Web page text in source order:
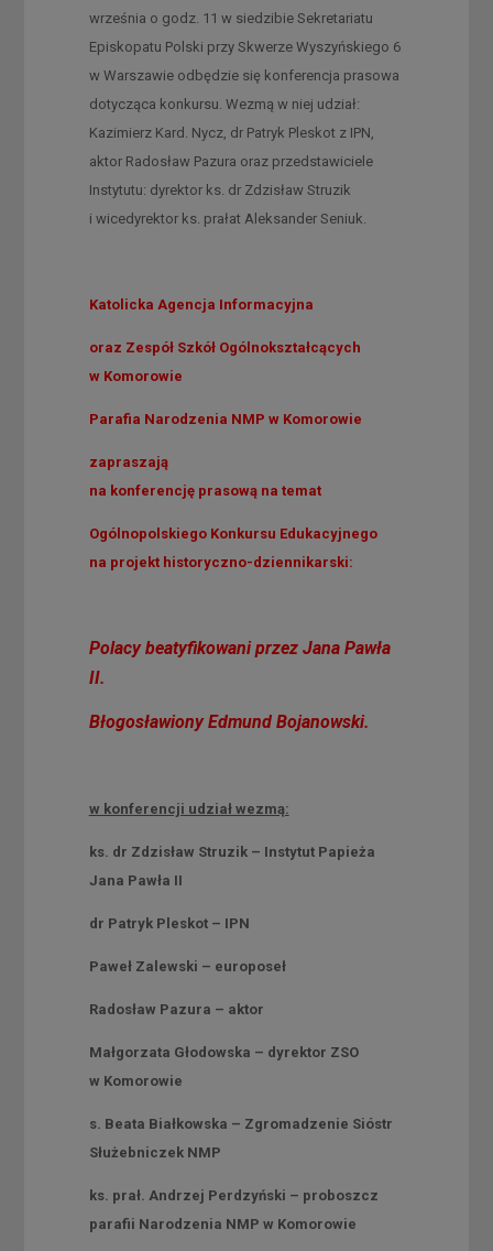
września o godz. 11 w siedzibie Sekretariatu
Episkopatu Polski przy Skwerze Wyszyńskiego 6
w Warszawie odbędzie się konferencja prasowa
dotycząca konkursu. Wezmą w niej udział:
Kazimierz Kard. Nycz, dr Patryk Pleskot z IPN,
aktor Radosław Pazura oraz przedstawiciele
Instytutu: dyrektor ks. dr Zdzisław Struzik
i wicedyrektor ks. prałat Aleksander Seniuk.
Katolicka Agencja Informacyjna
oraz Zespół Szkół Ogólnokształcących
w Komorowie
Parafia Narodzenia NMP w Komorowie
zapraszają
na konferencję prasową na temat
Ogólnopolskiego Konkursu Edukacyjnego
na projekt historyczno-dziennikarski:
Polacy beatyfikowani przez Jana Pawła
II.
Błogosławiony Edmund Bojanowski.
w konferencji udział wezmą:
ks. dr Zdzisław Struzik – Instytut Papieża
Jana Pawła II
dr Patryk Pleskot – IPN
Paweł Zalewski – europoseł
Radosław Pazura – aktor
Małgorzata Głodowska – dyrektor ZSO
w Komorowie
s. Beata Białkowska – Zgromadzenie Sióstr
Służebniczek NMP
ks. prał. Andrzej Perdzyński – proboszcz
parafii Narodzenia NMP w Komorowie